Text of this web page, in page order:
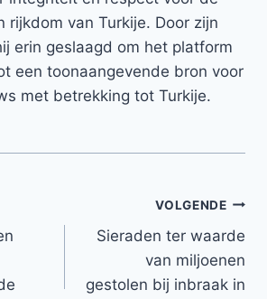
rijkdom van Turkije. Door zijn
erin geslaagd om het platform
een toonaangevende bron voor
met betrekking tot Turkije.
VOLGENDE
Sieraden ter waarde
van miljoenen
gestolen bij inbraak in